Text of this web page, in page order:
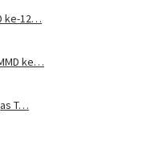
ke-12…
ke…
T…